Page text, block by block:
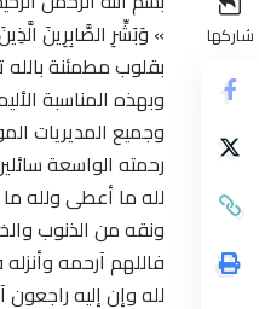
شاركها
» وَبَشِّرِ الصَّابِرِينَ
بقلوب مطمئنة بالله تلقينا
وبهذه المناسبة
وجميع المديريات
رحمته الواسعة
لله ما أعطى ولله
ونقه من الذنوب
فاللهم آرحمه
لله وإن إليه